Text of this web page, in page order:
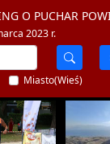
O PUCHAR
2023 r.
Miasto(Wieś)